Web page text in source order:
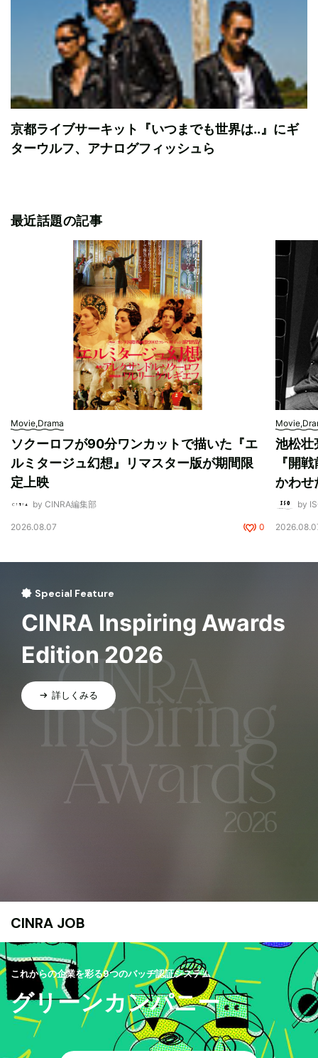
京都ライブサーキット『いつまでも世界は..』にギ
ターウルフ、アナログフィッシュら
最近話題の記事
Movie,Drama
ソクーロフが90分ワンカットで描いた『エ
ルミタージュ幻想』リマスター版が期間限
定上映
by CINRA編集部
2026.08.07 0
池松壮
『開
かわせ
by
Special Feature
CINRA Inspiring Awards
Edition 2026
詳しくみる
CINRA JOB
これからの企業を彩る9つのバッヂ認証システム
グリーンカンパニー